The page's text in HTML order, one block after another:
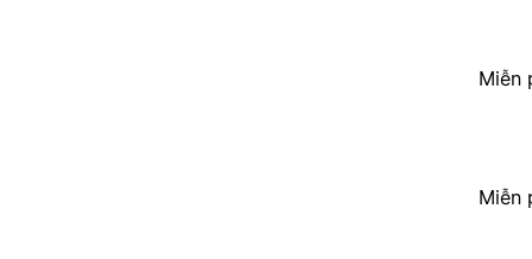
Miễn
Miễn